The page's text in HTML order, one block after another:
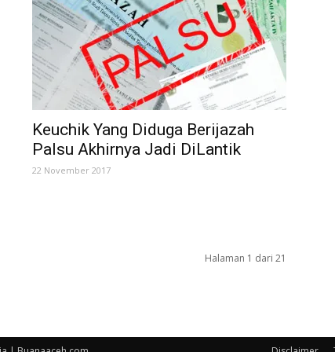
Keuchik Yang Diduga Berijazah
Palsu Akhirnya Jadi DiLantik
22 November 2017
Halaman 1 dari 21